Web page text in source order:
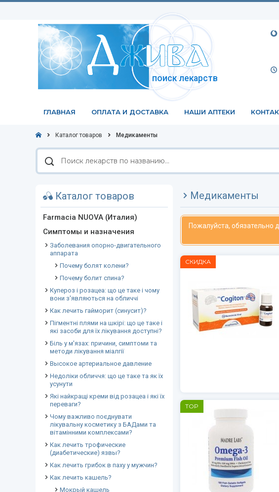
поиск лекарств
ГЛАВНАЯ ОПЛАТА И ДОСТАВКА НАШИ АПТЕКИ
Каталог товаров Медикаменты
Поиск
лекарств
по
Каталог товаров
Farmacia NUOVA (Италия)
Симптомы и назначения
Заболевания опорно-двигательного
аппарата
Почему болят колени?
Почему болит спина?
Купероз і розацеа: що це таке і чому
вони з'являються на обличчі
Как лечить гайморит (синусит)?
Пігментні плями на шкірі: що це таке і
які засоби для їх лікування доступні?
Біль у м'язах: причини, симптоми та
методи лікування міалгії
Высокое артериальное давление
Недоліки обличчя: що це таке та як їх
усунути
Які найкращі креми від розацеа і які їх
переваги?
Чому важливо поєднувати
лікувальну косметику з БАДами та
вітамінними комплексами?
Как лечить трофические
(диабетические) язвы?
Как лечить грибок в паху у мужчин?
Как лечить кашель?
Мокрый кашель
Медикаменты
Пожалуйста, обязательно
СКИДКА
TOP